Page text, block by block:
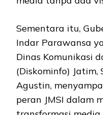
Sementara itu,
Indar Parawansa
Dinas Komunikasi
(Diskominfo)
Agustin,
peran JMSI dalam